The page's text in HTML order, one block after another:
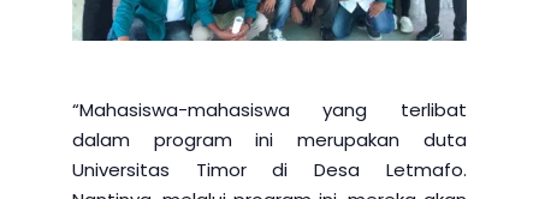
“Mahasiswa-mahasiswa yang terlibat
dalam program ini merupakan duta
Universitas Timor di Desa Letmafo.